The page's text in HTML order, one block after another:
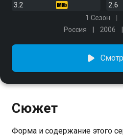
3.2
2.6
1 Сезон
Россия
2006
Сюжет
Форма и содержание этого